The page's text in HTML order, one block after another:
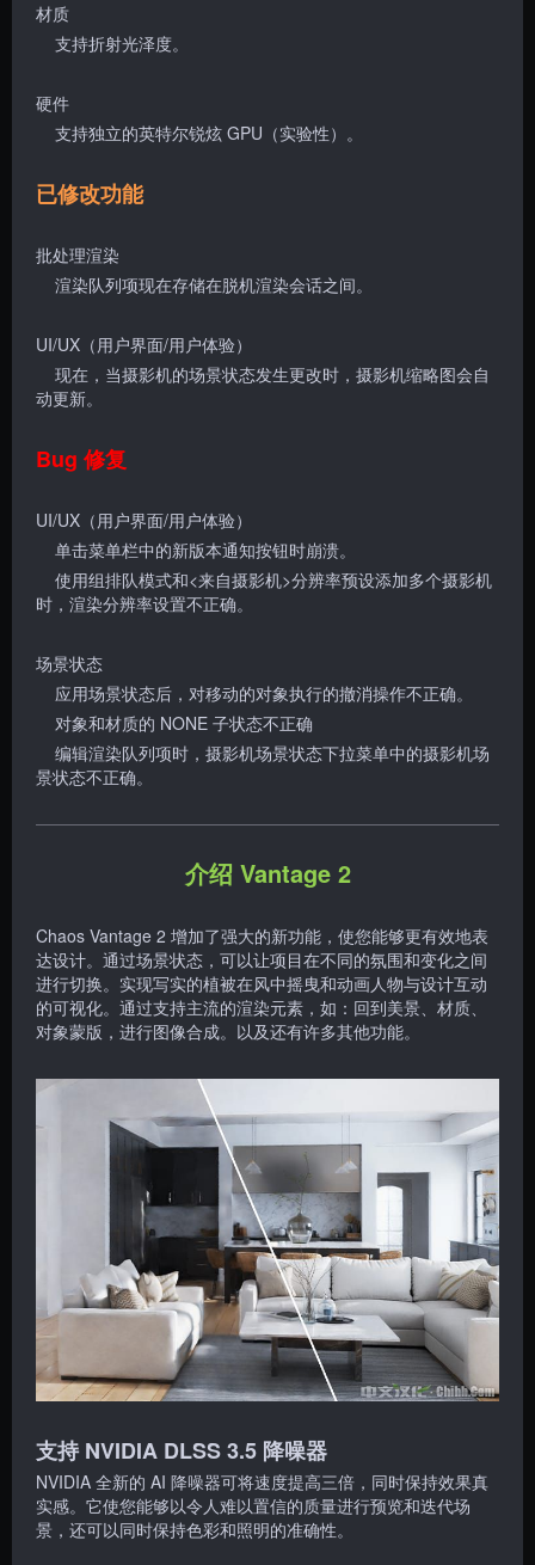
材质
支持折射光泽度。
硬件
支持独立的英特尔锐炫 GPU（实验性）。
已修改功能
批处理渲染
渲染队列项现在存储在脱机渲染会话之间。
UI/UX（用户界面/用户体验）
现在，当摄影机的场景状态发生更改时，摄影机缩略图会自
动更新。
Bug 修复
UI/UX（用户界面/用户体验）
单击菜单栏中的新版本通知按钮时崩溃。
使用组排队模式和<来自摄影机>分辨率预设添加多个摄影机
时，渲染分辨率设置不正确。
场景状态
应用场景状态后，对移动的对象执行的撤消操作不正确。
对象和材质的 NONE 子状态不正确
编辑渲染队列项时，摄影机场景状态下拉菜单中的摄影机场
景状态不正确。
介绍 Vantage 2
Chaos Vantage 2 增加了强大的新功能，使您能够更有效地表
达设计。通过场景状态，可以让项目在不同的氛围和变化之间
进行切换。实现写实的植被在风中摇曳和动画人物与设计互动
的可视化。通过支持主流的渲染元素，如：回到美景、材质、
对象蒙版，进行图像合成。以及还有许多其他功能。
支持 NVIDIA DLSS 3.5 降噪器
NVIDIA 全新的 AI 降噪器可将速度提高三倍，同时保持效果真
实感。它使您能够以令人难以置信的质量进行预览和迭代场
景，还可以同时保持色彩和照明的准确性。